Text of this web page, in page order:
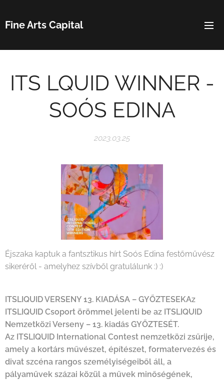
Fine Arts Capital
ITS LQUID WINNER -
SOÓS EDINA
2023.03.25
Éjszaka kaptuk a fantsztikus hírt Soós Edina festőművész
sikeréről - amelyhez szívből gratulálunk :) :)
ITSLIQUID VERSENY 13. KIADÁSA – GYŐZTESEKAz
ITSLIQUID Csoport örömmel jelenti be az ITSLIQUID
Nemzetközi Verseny – 13. kiadás GYŐZTESÉT.
Az ITSLIQUID International Contest nemzetközi zsűrije,
amely a kortárs művészet, építészet, formatervezés és
divat szcéna rangos személyiségeiből áll, a
pályaművek százai közül a művek minőségének,